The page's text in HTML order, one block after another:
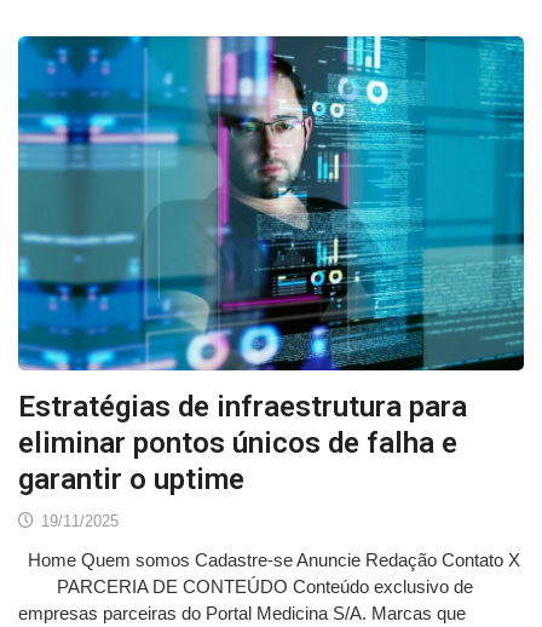
Estratégias de infraestrutura para
eliminar pontos únicos de falha e
garantir o uptime
19/11/2025
Home Quem somos Cadastre-se Anuncie Redação Contato X
PARCERIA DE CONTEÚDO Conteúdo exclusivo de
empresas parceiras do Portal Medicina S/A. Marcas que